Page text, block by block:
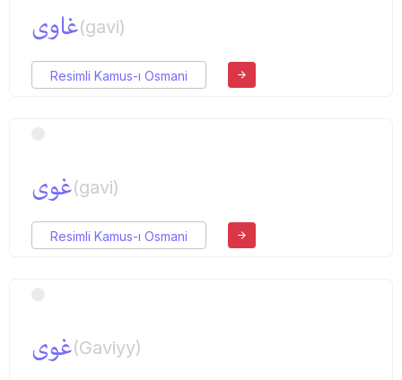
غاوی(gavi)
Resimli Kamus-ı Osmani
غوی(gavi)
Resimli Kamus-ı Osmani
غوی(Gaviyy)